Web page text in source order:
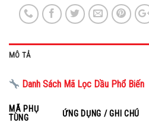
MÔ TẢ
Danh Sách Mã Lọc Dầu Phổ Biến
MÃ PHỤ
TÙNG
ỨNG DỤNG / GHI CHÚ